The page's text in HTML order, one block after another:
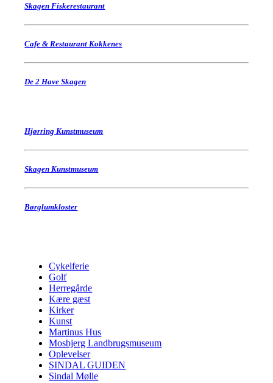
Skagen Fiskerestaurant
Cafe & Restaurant Kokkenes
De 2 Have Skagen
Hjørring Kunstmuseum
Skagen Kunstmuseum
Børglumkloster
Cykelferie
Golf
Herregårde
Kære gæst
Kirker
Kunst
Martinus Hus
Mosbjerg Landbrugsmuseum
Oplevelser
SINDAL GUIDEN
Sindal Mølle